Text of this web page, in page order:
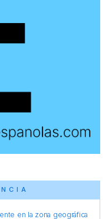
en la zona geográfica